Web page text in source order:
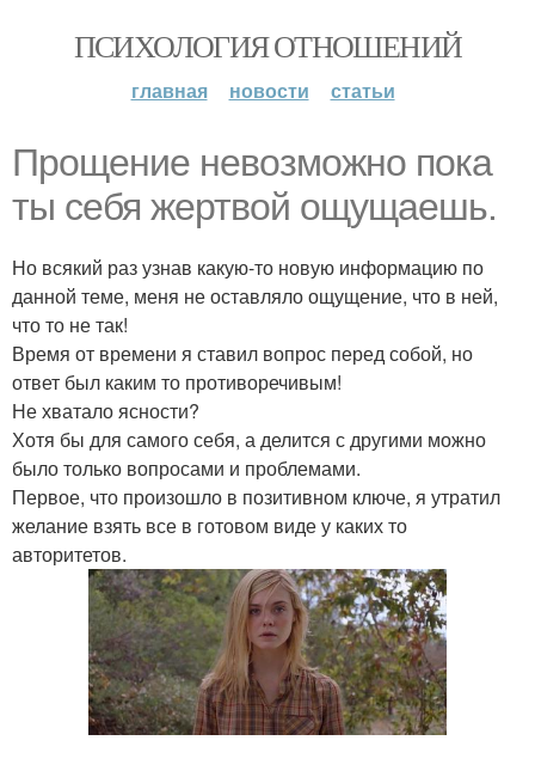
ПСИХОЛОГИЯ ОТНОШЕНИЙ
главная новости статьи
Прощение невозможно пока
ты себя жертвой ощущаешь.
Но всякий раз узнав какую-то новую информацию по
данной теме, меня не оставляло ощущение, что в ней,
что то не так!
Время от времени я ставил вопрос перед собой, но
ответ был каким то противоречивым!
Не хватало ясности?
Хотя бы для самого себя, а делится с другими можно
было только вопросами и проблемами.
Первое, что произошло в позитивном ключе, я утратил
желание взять все в готовом виде у каких то
авторитетов.